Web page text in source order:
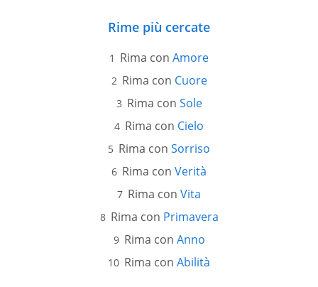
Rime più cercate
Rima con Amore
Rima con Cuore
Rima con Sole
Rima con Cielo
Rima con Sorriso
Rima con Verità
Rima con Vita
Rima con Primavera
Rima con Anno
Rima con Abilità